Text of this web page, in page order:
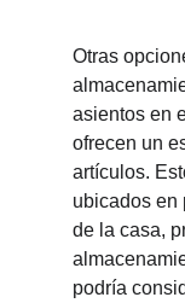
Otras
asientos en
ofrecen un
artículos.
ubicados en
de la casa,
podría